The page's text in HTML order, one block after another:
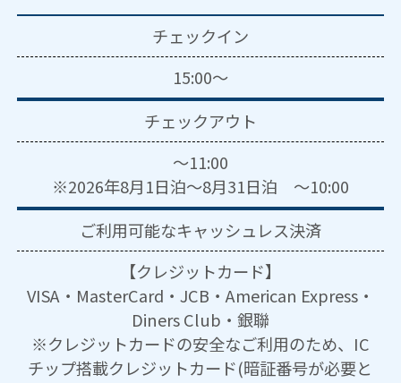
チェックイン
15:00～
チェックアウト
～11:00
※2026年8月1日泊～8月31日泊 ～10:00
ご利用可能なキャッシュレス決済
【クレジットカード】
VISA・MasterCard・JCB・American Express・
Diners Club・銀聯
※クレジットカードの安全なご利用のため、IC
チップ搭載クレジットカード(暗証番号が必要と